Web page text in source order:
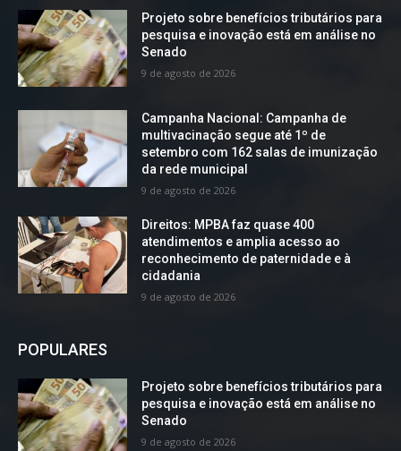
Projeto sobre benefícios tributários para
pesquisa e inovação está em análise no
Senado
9 de agosto de 2026
Campanha Nacional: Campanha de
multivacinação segue até 1º de
setembro com 162 salas de imunização
da rede municipal
9 de agosto de 2026
Direitos: MPBA faz quase 400
atendimentos e amplia acesso ao
reconhecimento de paternidade e à
cidadania
9 de agosto de 2026
POPULARES
Projeto sobre benefícios tributários para
pesquisa e inovação está em análise no
Senado
9 de agosto de 2026